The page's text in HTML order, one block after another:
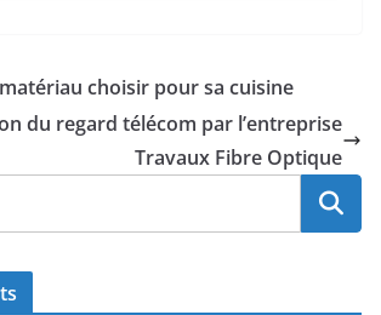
choisir pour sa cuisine
du regard télécom par l’entreprise
Travaux Fibre Optique